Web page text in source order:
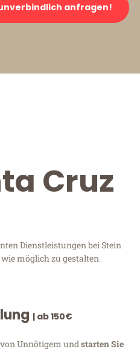
anfragen!
Cruz
Dienstleistungen bei Stein
möglich zu gestalten.
| ab 150€
Unnötigem undstarten Sie